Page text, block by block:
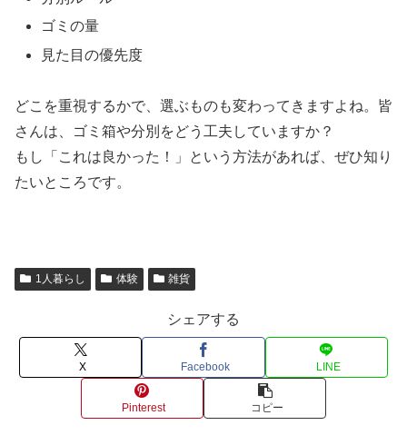
ゴミの量
見た目の優先度
どこを重視するかで、選ぶものも変わってきますよね。皆
さんは、ゴミ箱や分別をどう工夫していますか？
もし「これは良かった！」という方法があれば、ぜひ知り
たいところです。
1人暮らし 体験 雑貨
シェアする
X Facebook LINE
Pinterest コピー